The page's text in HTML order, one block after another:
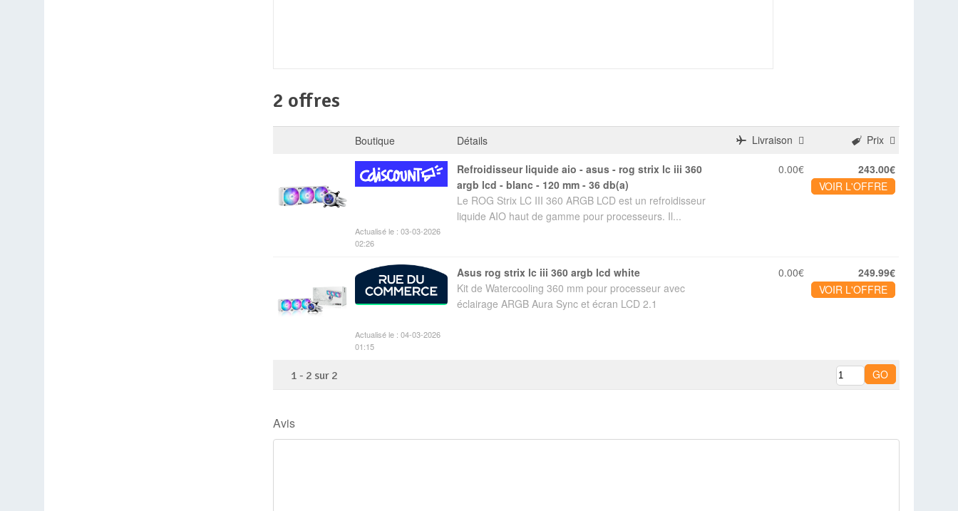
2 offres
Boutique Détails Livraison Prix
Actualisé le : 03-03-2026
02:26
refroidisseur liquide aio - asus - rog strix lc iii 360
argb lcd - blanc - 120 mm - 36 db(a)
Le ROG Strix LC III 360 ARGB LCD est un refroidisseur
liquide AIO haut de gamme pour processeurs. Il...
0.00€
243.00€
VOIR L'OFFRE
Actualisé le : 04-03-2026
01:15
asus rog strix lc iii 360 argb lcd white
Kit de Watercooling 360 mm pour processeur avec
éclairage ARGB Aura Sync et écran LCD 2.1
0.00€
249.99€
VOIR L'OFFRE
1 - 2 sur 2
Avis